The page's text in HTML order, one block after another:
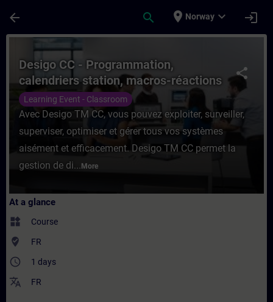
arrow_back search place Norway expand_more login
Course - Desigo CC - Programmation,
share
Desigo CC - Programmation,
calendriers station, macros-réactions
et notifications
Learning Event - Classroom
Avec Desigo TM CC, vous pouvez exploiter, surveiller,
superviser, optimiser et gérer tous vos systèmes
aisément et efficacement. Desigo TM CC permet la
gestion de di... More
At a glance
widgets Course
where_to_vote FR
access_time 1 days
translate FR